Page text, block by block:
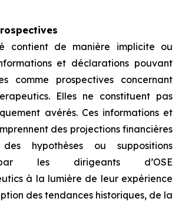
contient de manière implicite ou
et déclarations pouvant
comme prospectives concernant
Elles ne constituent pas
avérés. Ces informations et
des projections financières
hypothèses ou suppositions
les dirigeants d’OSE
à la lumière de leur expérience
des tendances historiques, de la